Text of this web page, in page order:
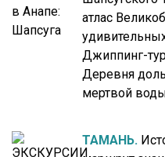
атлас
Джиппинг-
Деревня
мертвой
ТАМАНЬ.